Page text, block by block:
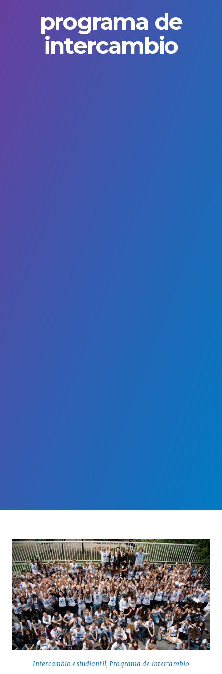
programa de
intercambio
Intercambio estudiantil,Programa de intercambio